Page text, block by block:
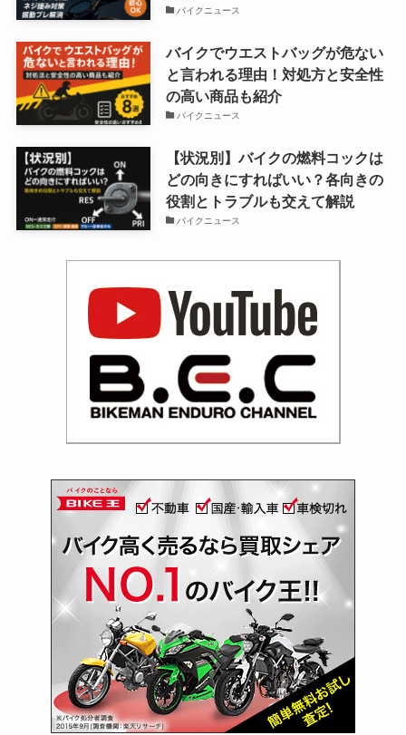
バイクニュース
バイクでウエストバッグが危ない
と言われる理由！対処方と安全性
の高い商品も紹介
バイクニュース
【状況別】バイクの燃料コックは
どの向きにすればいい？各向きの
役割とトラブルも交えて解説
バイクニュース